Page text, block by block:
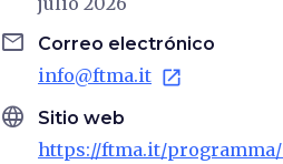
email Correo electrónico
info@ftma.it open_in_new
language Sitio web
https://ftma.it/programma/